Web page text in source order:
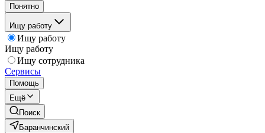
Понятно
Ищу работу
Ищу работу
Ищу работу
Ищу сотрудника
Сервисы
Помощь
Ещё
Поиск
Баранчинский